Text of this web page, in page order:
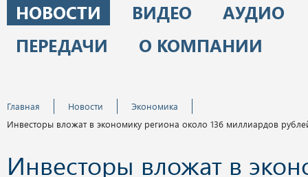
НОВОСТИ ВИДЕО
АУДИО
ПЕРЕДАЧИ
О КОМПАНИИ
Главная Новости
Экономика
Инвесторы вложат в экономику региона около 136 миллиардов
Инвесторы вложат в